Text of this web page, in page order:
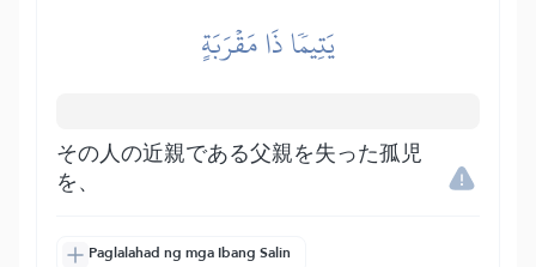
يَتِيمٗا ذَا مَقۡرَبَةٍ
その人の近親である父親を失った孤児
を、
Paglalahad ng mga Ibang Salin